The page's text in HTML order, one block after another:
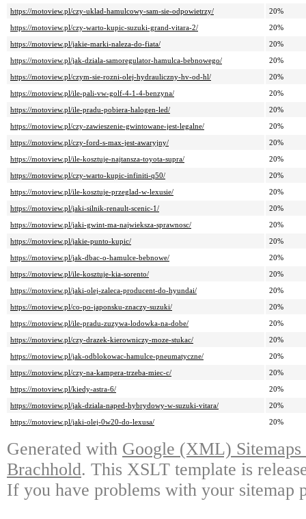
https://motoview.pl/czy-uklad-hamulcowy-sam-sie-odpowietrzy/
20%
https://motoview.pl/czy-warto-kupic-suzuki-grand-vitara-2/
20%
https://motoview.pl/jakie-marki-naleza-do-fiata/
20%
https://motoview.pl/jak-dziala-samoregulator-hamulca-bebnowego/
20%
https://motoview.pl/czym-sie-rozni-olej-hydrauliczny-hv-od-hl/
20%
https://motoview.pl/ile-pali-vw-golf-4-1-4-benzyna/
20%
https://motoview.pl/ile-pradu-pobiera-halogen-led/
20%
https://motoview.pl/czy-zawieszenie-gwintowane-jest-legalne/
20%
https://motoview.pl/czy-ford-s-max-jest-awaryjny/
20%
https://motoview.pl/ile-kosztuje-najtansza-toyota-supra/
20%
https://motoview.pl/czy-warto-kupic-infiniti-q50/
20%
https://motoview.pl/ile-kosztuje-przeglad-w-lexusie/
20%
https://motoview.pl/jaki-silnik-renault-scenic-1/
20%
https://motoview.pl/jaki-gwint-ma-najwieksza-sprawnosc/
20%
https://motoview.pl/jakie-punto-kupic/
20%
https://motoview.pl/jak-dbac-o-hamulce-bebnowe/
20%
https://motoview.pl/ile-kosztuje-kia-sorento/
20%
https://motoview.pl/jaki-olej-zaleca-producent-do-hyundai/
20%
https://motoview.pl/co-po-japonsku-znaczy-suzuki/
20%
https://motoview.pl/ile-pradu-zuzywa-lodowka-na-dobe/
20%
https://motoview.pl/czy-drazek-kierowniczy-moze-stukac/
20%
https://motoview.pl/jak-odblokowac-hamulce-pneumatyczne/
20%
https://motoview.pl/czy-na-kampera-trzeba-miec-c/
20%
https://motoview.pl/kiedy-astra-6/
20%
https://motoview.pl/jak-dziala-naped-hybrydowy-w-suzuki-vitara/
20%
https://motoview.pl/jaki-olej-0w20-do-lexusa/
20%
Generated with Google (XML)
Brachhold. This XSLT template is
If you have problems with your sitemap